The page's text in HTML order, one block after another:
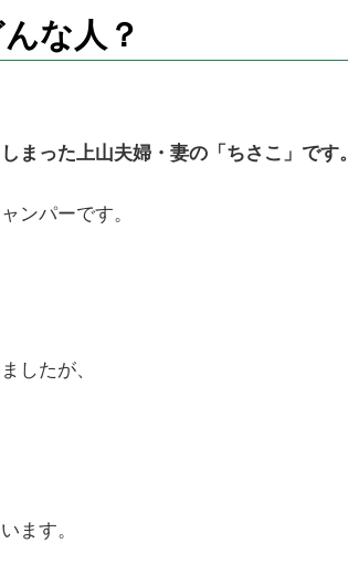
な人？
まった上山夫婦・妻の「ちさこ」です。
ンパーです。
したが、
ます。